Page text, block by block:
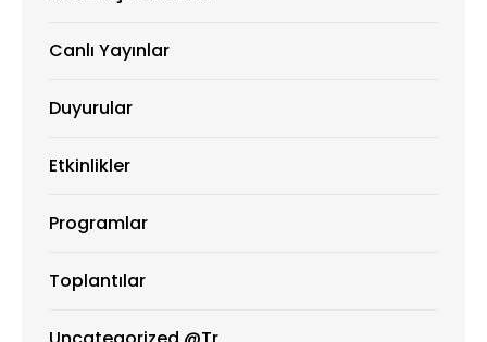
Canlı Yayınlar
Duyurular
Etkinlikler
Programlar
Toplantılar